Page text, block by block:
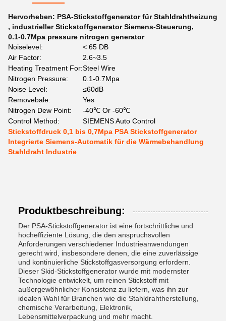
Hervorheben: PSA-Stickstoffgenerator für Stahldrahtheizung
, industrieller Stickstoffgenerator Siemens-Steuerung,
0.1-0.7Mpa pressure nitrogen generator
Noiselevel:
< 65 DB
Air Factor:
2.6~3.5
Heating Treatment For:Steel Wire
Nitrogen Pressure:
0.1-0.7Mpa
Noise Level:
≤60dB
Removebale:
Yes
Nitrogen Dew Point:
-40℃ Or -60℃
Control Method:
SIEMENS Auto Control
Stickstoffdruck 0,1 bis 0,7Mpa PSA Stickstoffgenerator
Integrierte Siemens-Automatik für die Wärmebehandlung
Stahldraht Industrie
Produktbeschreibung:
Der PSA-Stickstoffgenerator ist eine fortschrittliche und
hocheffiziente Lösung, die den anspruchsvollen
Anforderungen verschiedener Industrieanwendungen
gerecht wird, insbesondere denen, die eine zuverlässige
und kontinuierliche Stickstoffgasversorgung erfordern.
Dieser Skid-Stickstoffgenerator wurde mit modernster
Technologie entwickelt, um reinen Stickstoff mit
außergewöhnlicher Konsistenz zu liefern, was ihn zur
idealen Wahl für Branchen wie die Stahldrahtherstellung,
chemische Verarbeitung, Elektronik,
Lebensmittelverpackung und mehr macht.